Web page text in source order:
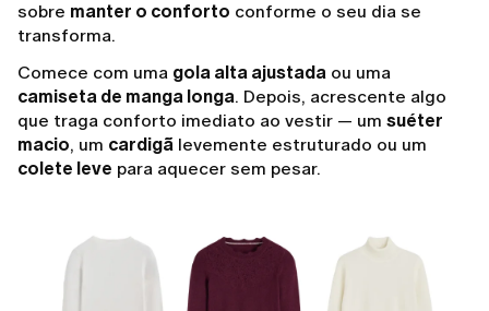
sobre manter o conforto conforme o seu dia se
transforma.
Comece com uma gola alta ajustada ou uma
camiseta de manga longa. Depois, acrescente algo
que traga conforto imediato ao vestir — um suéter
macio, um cardigã levemente estruturado ou um
colete leve para aquecer sem pesar.